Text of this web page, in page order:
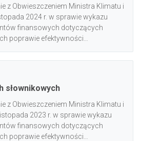
_Slowniki_2026.xlsx">Załącznik
>Prosimy o uwzględnienie zmian
z Obwieszczeniem Ministra Klimatu i
2024 r. w sprawie wykazu
finansowych dotyczących
poprawie efektywności
wartości dostępnych dla pola
dodawania przedsięwzięcia oraz w
dostępne w zakładce Instrukcje (plik
><br/>Prosimy o uwzględnienie
przedsięwzięciach.
słownikowych
z Obwieszczeniem Ministra Klimatu i
2023 r. w sprawie wykazu
finansowych dotyczących
poprawie efektywności